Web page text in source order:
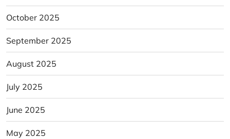
October 2025
September 2025
August 2025
July 2025
June 2025
May 2025